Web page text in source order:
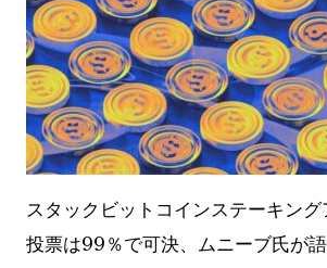
スタックビットコインステーキン
投票は99％で可決、ムニーブ氏が